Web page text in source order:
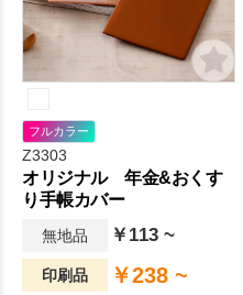
フルカラー
Z3303
オリジナル 年金&おくす
り手帳カバー
無地品 ￥113 ~
印刷品 ￥238 ~